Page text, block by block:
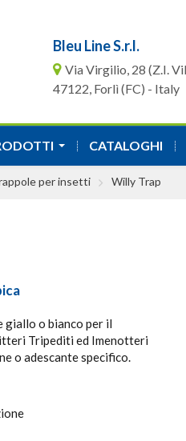
Bleu Line S.r.l.
Via Virgilio, 28 (Z.I.
47122, Forlì (FC) - Italy
CATALOGHI
per insetti Willy Trap
giallo o bianco per il
Tripediti ed Imenotteri
o adescante specifico.